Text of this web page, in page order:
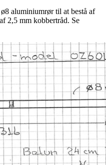
aluminiumrør til at bestå af
2,5 mm kobbertråd. Se